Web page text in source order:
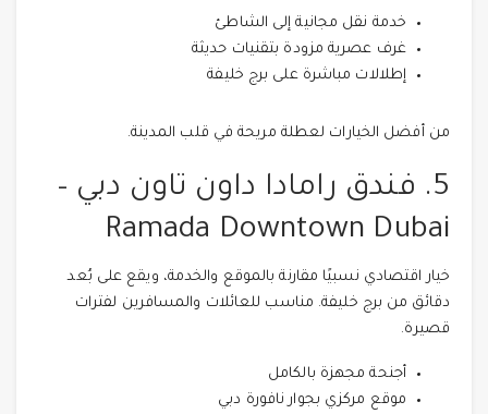
خدمة نقل مجانية إلى الشاطئ
غرف عصرية مزودة بتقنيات حديثة
إطلالات مباشرة على برج خليفة
من أفضل الخيارات لعطلة مريحة في قلب المدينة.
5. فندق رامادا داون تاون دبي –
Ramada Downtown Dubai
خيار اقتصادي نسبيًا مقارنة بالموقع والخدمة، ويقع على بُعد
دقائق من برج خليفة. مناسب للعائلات والمسافرين لفترات
قصيرة.
أجنحة مجهزة بالكامل
موقع مركزي بجوار نافورة دبي